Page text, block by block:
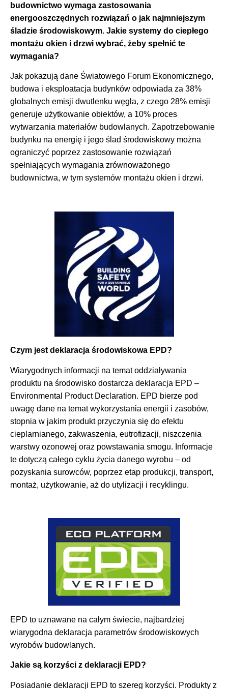
budownictwo wymaga zastosowania
energooszczędnych rozwiązań o jak najmniejszym
śladzie środowiskowym. Jakie systemy do ciepłego
montażu okien i drzwi wybrać, żeby spełnić te
wymagania?
Jak pokazują dane Światowego Forum Ekonomicznego,
budowa i eksploatacja budynków odpowiada za 38%
globalnych emisji dwutlenku węgla, z czego 28% emisji
generuje użytkowanie obiektów, a 10% proces
wytwarzania materiałów budowlanych. Zapotrzebowanie
budynku na energię i jego ślad środowiskowy można
ograniczyć poprzez zastosowanie rozwiązań
spełniających wymagania zrównoważonego
budownictwa, w tym systemów montażu okien i drzwi.
Czym jest deklaracja środowiskowa EPD?
Wiarygodnych informacji na temat oddziaływania
produktu na środowisko dostarcza deklaracja EPD –
Environmental Product Declaration. EPD bierze pod
uwagę dane na temat wykorzystania energii i zasobów,
stopnia w jakim produkt przyczynia się do efektu
cieplarnianego, zakwaszenia, eutrofizacji, niszczenia
warstwy ozonowej oraz powstawania smogu. Informacje
te dotyczą całego cyklu życia danego wyrobu – od
pozyskania surowców, poprzez etap produkcji, transport,
montaż, użytkowanie, aż do utylizacji i recyklingu.
EPD to uznawane na całym świecie, najbardziej
wiarygodna deklaracja parametrów środowiskowych
wyrobów budowlanych.
Jakie są korzyści z deklaracji EPD?
Posiadanie deklaracji EPD to szereg korzyści. Produkty z